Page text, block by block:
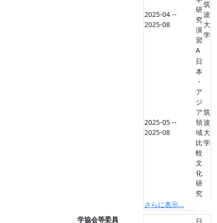
2025-04 --
2025-08
研
究
演
習
A
筑
波
大
学
2025-05 --
2025-08
日
本
・
ア
ジ
ア
領
域
比
較
文
化
研
究
筑
波
大
学
さらに表示...
学協会等委員